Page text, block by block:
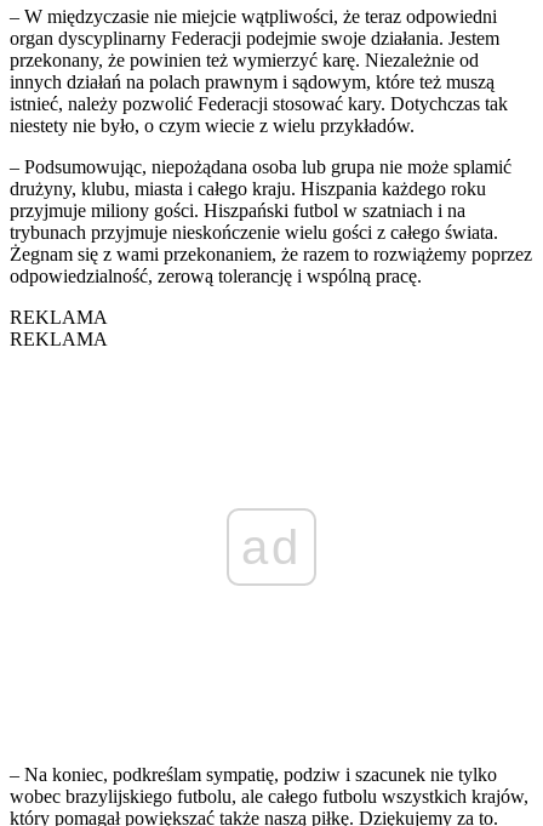
– W międzyczasie nie miejcie wątpliwości, że teraz odpowiedni
organ dyscyplinarny Federacji podejmie swoje działania. Jestem
przekonany, że powinien też wymierzyć karę. Niezależnie od
innych działań na polach prawnym i sądowym, które też muszą
istnieć, należy pozwolić Federacji stosować kary. Dotychczas tak
niestety nie było, o czym wiecie z wielu przykładów.
– Podsumowując, niepożądana osoba lub grupa nie może splamić
drużyny, klubu, miasta i całego kraju. Hiszpania każdego roku
przyjmuje miliony gości. Hiszpański futbol w szatniach i na
trybunach przyjmuje nieskończenie wielu gości z całego świata.
Żegnam się z wami przekonaniem, że razem to rozwiążemy poprzez
odpowiedzialność, zerową tolerancję i wspólną pracę.
REKLAMA
REKLAMA
ad
– Na koniec, podkreślam sympatię, podziw i szacunek nie tylko
wobec brazylijskiego futbolu, ale całego futbolu wszystkich krajów,
który pomagał powiększać także naszą piłkę. Dziękujemy za to.